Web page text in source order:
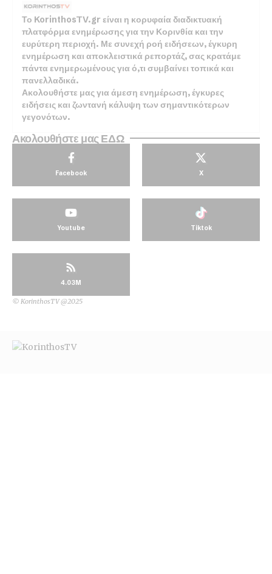
Το KorinthosTV.gr είναι η κορυφαία διαδικτυακή
πλατφόρμα ενημέρωσης για την Κορινθία και την
ευρύτερη περιοχή. Με συνεχή ροή ειδήσεων, έγκυρη
ενημέρωση και αποκλειστικά ρεπορτάζ, σας κρατάμε
πάντα ενημερωμένους για ό,τι συμβαίνει τοπικά και
πανελλαδικά.
Ακολουθήστε μας για άμεση ενημέρωση, έγκυρες
ειδήσεις και ζωντανή κάλυψη των σημαντικότερων
γεγονότων.
Ακολουθήστε μας ΕΔΩ
Facebook X
Youtube Tiktok
4.03M
© KorinthosTV @2025